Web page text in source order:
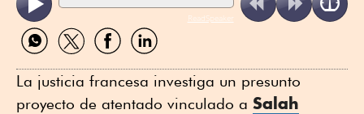
ReadSpeaker
Compartir
por
Compartir
por
Compartir
por
Compartir
por
La justicia francesa investiga un presunto
proyecto de atentado vinculado a Salah